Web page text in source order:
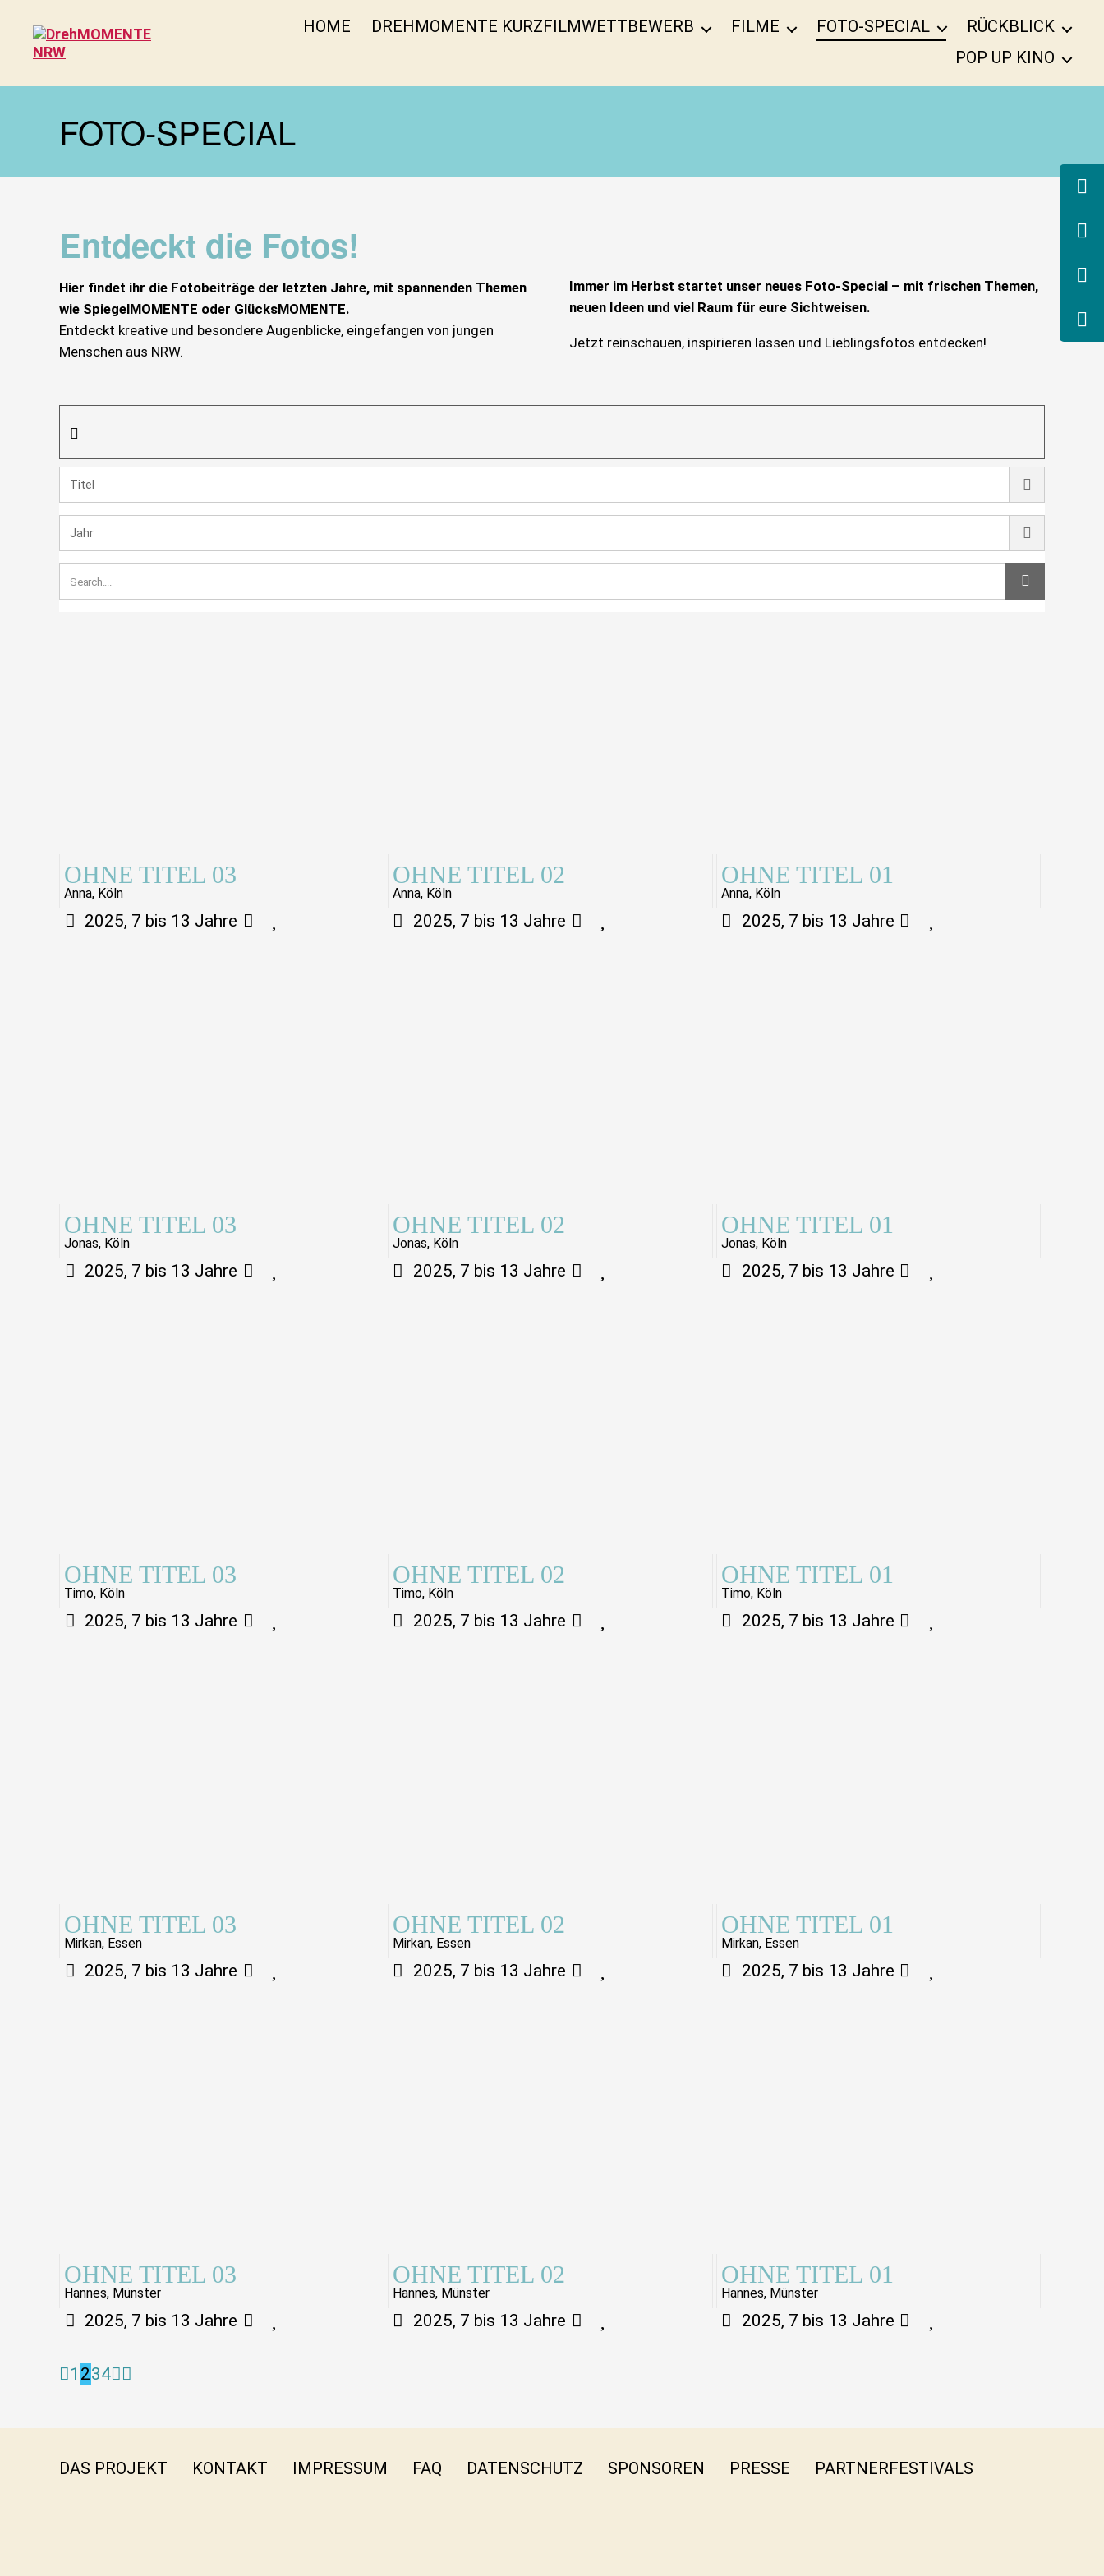
NRW
HOME DREHMOMENTE KURZFILMWETTBEWERB FILME FOTO-SPECIAL
RÜCKBLICK
POP UP KINO
FOTO-SPECIAL
Entdeckt die Fotos!
Hier findet ihr die Fotobeiträge der letzten Jahre, mit spannenden Themen
wie SpiegelMOMENTE oder GlücksMOMENTE.
Entdeckt kreative und besondere Augenblicke, eingefangen von jungen
Menschen aus NRW.
Immer im Herbst startet unser neues Foto-Special – mit frischen Themen,
neuen Ideen und viel Raum für eure Sichtweisen.
Jetzt reinschauen, inspirieren lassen und Lieblingsfotos entdecken!
OHNE TITEL 03
Anna, Köln
2025, 7 bis 13 Jahre
OHNE TITEL 02
Anna, Köln
2025, 7 bis 13 Jahre
OHNE TITEL 01
Anna, Köln
2025, 7 bis 13 Jahre
OHNE TITEL 03
Jonas, Köln
2025, 7 bis 13 Jahre
OHNE TITEL 02
Jonas, Köln
2025, 7 bis 13 Jahre
OHNE TITEL 01
Jonas, Köln
2025, 7 bis 13 Jahre
OHNE TITEL 03
Timo, Köln
2025, 7 bis 13 Jahre
OHNE TITEL 02
Timo, Köln
2025, 7 bis 13 Jahre
OHNE TITEL 01
Timo, Köln
2025, 7 bis 13 Jahre
OHNE TITEL 03
Mirkan, Essen
2025, 7 bis 13 Jahre
OHNE TITEL 02
Mirkan, Essen
2025, 7 bis 13 Jahre
OHNE TITEL 01
Mirkan, Essen
2025, 7 bis 13 Jahre
OHNE TITEL 03
Hannes, Münster
2025, 7 bis 13 Jahre
OHNE TITEL 02
Hannes, Münster
2025, 7 bis 13 Jahre
OHNE TITEL 01
Hannes, Münster
2025, 7 bis 13 Jahre
1 234
DAS PROJEKT KONTAKT IMPRESSUM FAQ DATENSCHUTZ SPONSOREN PRESSE PARTNERFESTIVALS